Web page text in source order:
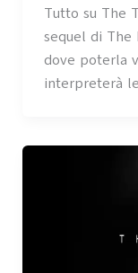
Tutto su The
sequel di The
dove poterla
interpreterà